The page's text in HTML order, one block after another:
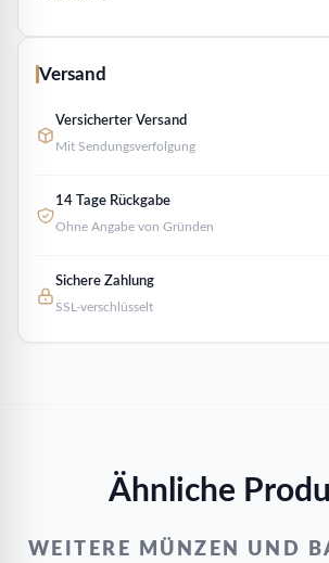
Versand
Versicherter Versand
Mit Sendungsverfolgung
14 Tage Rückgabe
Ohne Angabe von Gründen
Sichere Zahlung
SSL-verschlüsselt
Ähnliche
WEITERE MÜNZEN UND